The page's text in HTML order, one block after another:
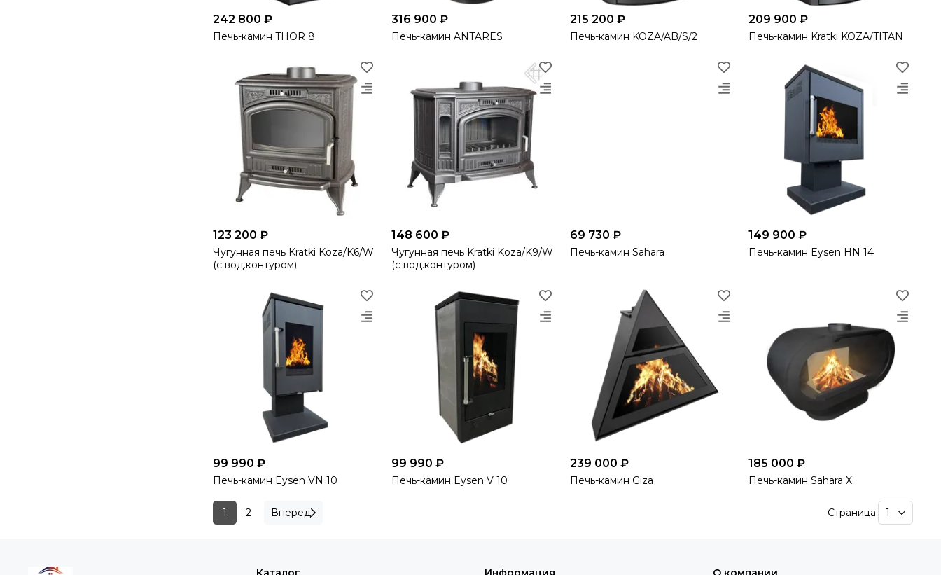
242 800 ₽
Печь-камин THOR 8
316 900 ₽
Печь-камин ANTARES
215 200 ₽
Печь-камин KOZA/AB/S/2
209 900 ₽
Печь-камин Kratki KOZA/TITAN
123 200 ₽
Чугунная печь Kratki Koza/K6/W
(c вод.контуром)
148 600 ₽
Чугунная печь Kratki Koza/K9/W
(c вод.контуром)
69 730 ₽
Печь-камин Sahara
149 900 ₽
Печь-камин Eysen HN 14
99 990 ₽
Печь-камин Eysen VN 10
99 990 ₽
Печь-камин Eysen V 10
239 000 ₽
Печь-камин Giza
185 000 ₽
Печь-камин Sahara X
1 2 Вперед Страница: